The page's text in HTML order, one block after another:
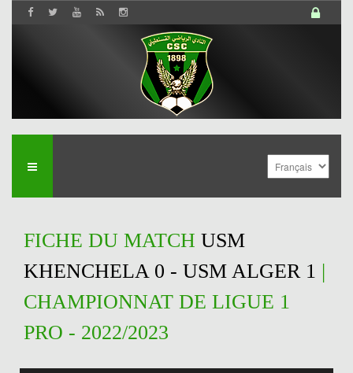
FICHE DU MATCH USM
KHENCHELA 0 - USM ALGER 1 |
CHAMPIONNAT DE LIGUE 1
PRO - 2022/2023